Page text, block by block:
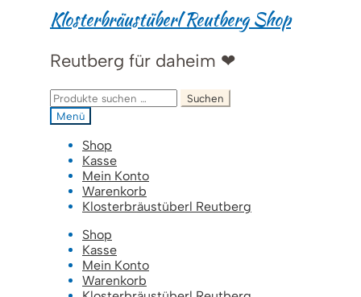
Zur
Navigation
Zum
Inhalt
Klosterbräustüberl Reutberg Shop
Reutberg für daheim ❤
Suchen
nach:
Suchen
Menü
Shop
Kasse
Mein Konto
Warenkorb
Klosterbräustüberl Reutberg
Shop
Kasse
Mein Konto
Warenkorb